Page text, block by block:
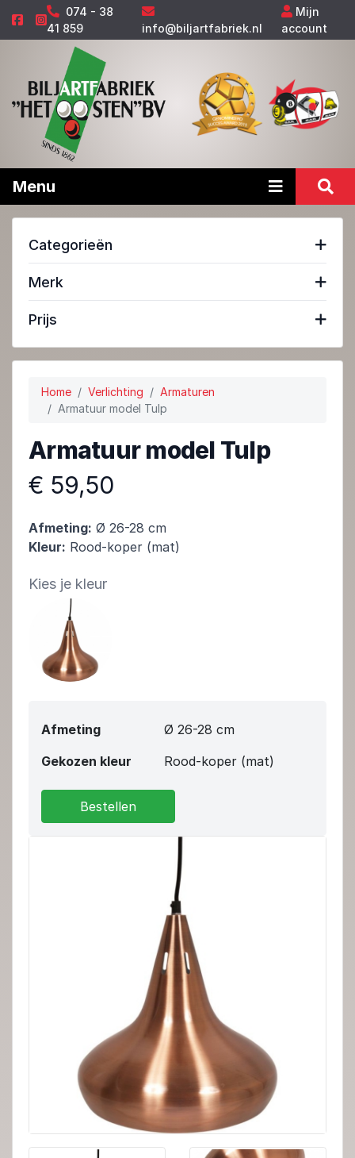
074 - 38
41 859
info@biljartfabriek.nl
Mijn
account
Menu
Categorieën
Merk
Prijs
Home Verlichting
Armaturen
Armatuur model Tulp
Armatuur model Tulp
€ 59,50
Afmeting: Ø 26-28 cm
Kleur: Rood-koper (mat)
Kies je kleur
Afmeting
Ø 26-28 cm
Gekozen kleur
Rood-koper (mat)
Bestellen